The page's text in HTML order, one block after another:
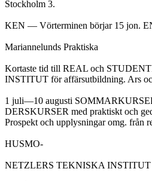
Stockholm 3.
KEN — Vörterminen börjar 15 jon.
Mariannelunds Praktiska
Kortaste tid till REAL och
INSTITUT för affärsutbildning. Ars
1 juli—10 augusti
DERSKURSER med praktiskt och
Prospekt och upplysningar omg. från
HUSMO-
NETZLERS TEKNISKA INSTITUT